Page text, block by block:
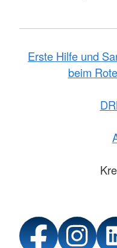
Erste Hilfe und
beim